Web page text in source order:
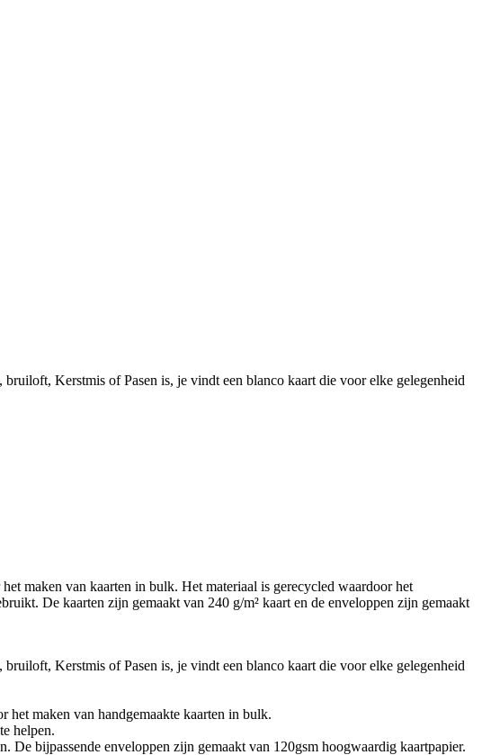
Kerstmis of Pasen is, je vindt een blanco kaart die voor elke gelegenheid
maken van kaarten in bulk. Het materiaal is gerecycled waardoor het
De kaarten zijn gemaakt van 240 g/m² kaart en de enveloppen zijn gemaakt
Kerstmis of Pasen is, je vindt een blanco kaart die voor elke gelegenheid
het maken van handgemaakte kaarten in bulk.
helpen.
bijpassende enveloppen zijn gemaakt van 120gsm hoogwaardig kaartpapier.